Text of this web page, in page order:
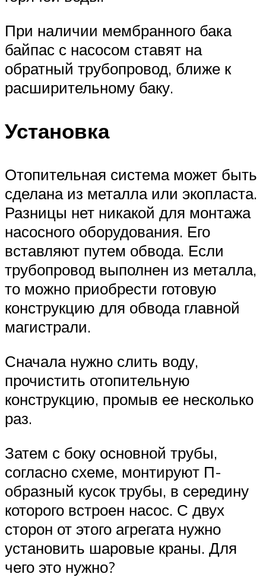
При наличии мембранного бака
байпас с насосом ставят на
обратный трубопровод, ближе к
расширительному баку.
Установка
Отопительная система может быть
сделана из металла или экопласта.
Разницы нет никакой для монтажа
насосного оборудования. Его
вставляют путем обвода. Если
трубопровод выполнен из металла,
то можно приобрести готовую
конструкцию для обвода главной
магистрали.
Сначала нужно слить воду,
прочистить отопительную
конструкцию, промыв ее несколько
раз.
Затем с боку основной трубы,
согласно схеме, монтируют П-
образный кусок трубы, в середину
которого встроен насос. С двух
сторон от этого агрегата нужно
установить шаровые краны. Для
чего это нужно?